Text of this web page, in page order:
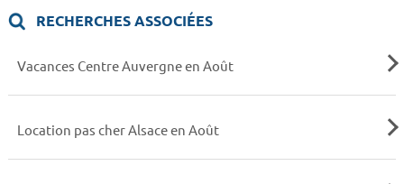
RECHERCHES ASSOCIÉES
Vacances Centre Auvergne en Août
Location pas cher Alsace en Août